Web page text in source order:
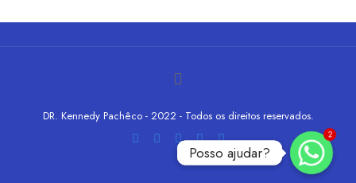
DR. Kennedy Pachêco - 2022 - Todos os direitos reservados.
2
Posso ajudar?
Posso ajudar?